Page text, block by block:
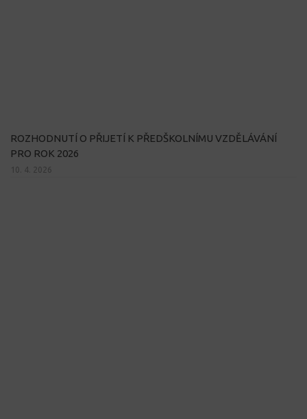
ROZHODNUTÍ O PŘIJETÍ K PŘEDŠKOLNÍMU VZDĚLÁVÁNÍ
PRO ROK 2026
10. 4. 2026